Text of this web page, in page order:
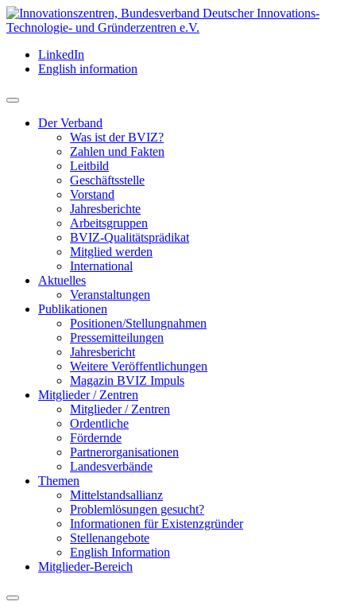
LinkedIn
English information
Der Verband
Was ist der BVIZ?
Zahlen und Fakten
Leitbild
Geschäftsstelle
Vorstand
Jahresberichte
Arbeitsgruppen
BVIZ-Qualitätsprädikat
Mitglied werden
International
Aktuelles
Veranstaltungen
Publikationen
Positionen/Stellungnahmen
Pressemitteilungen
Jahresbericht
Weitere Veröffentlichungen
Magazin BVIZ Impuls
Mitglieder / Zentren
Mitglieder / Zentren
Ordentliche
Fördernde
Partnerorganisationen
Landesverbände
Themen
Mittelstandsallianz
Problemlösungen gesucht?
Informationen für Existenzgründer
Stellenangebote
English Information
Mitglieder-Bereich